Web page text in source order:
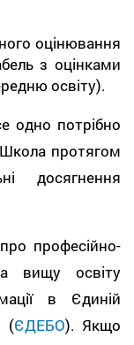
оцінювання
з оцінками
освіту).
одно потрібно
протягом
досягнення
професійно-
вищу освіту
в Єдиній
(ЄДЕБО). Якщо